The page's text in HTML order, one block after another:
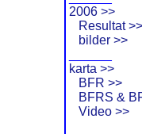
2006 >>
Resultat >>
bilder >>
karta >>
BFR >>
BFRS &
Video >>